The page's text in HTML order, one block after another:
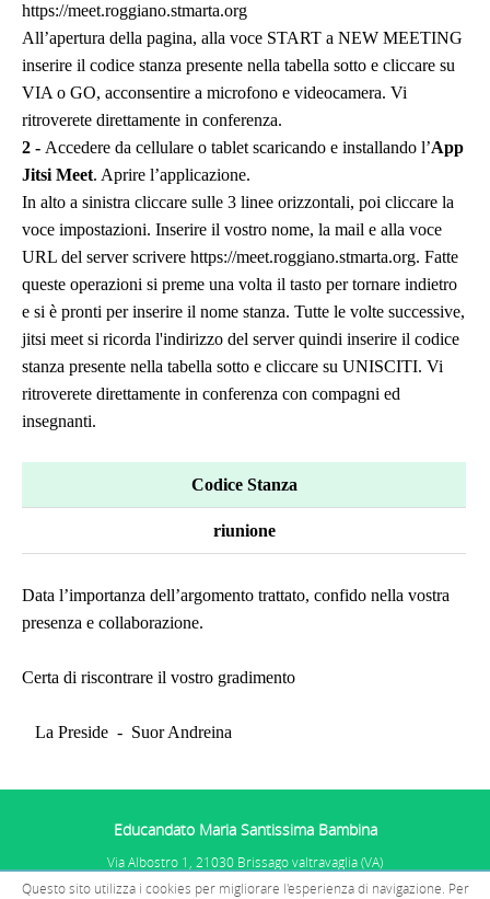
Questo sito utilizza i cookies per migliorare l'esperienza di navigazione. Per
https://meet.roggiano.stmarta.org
All’apertura della pagina, alla voce START a NEW MEETING
inserire il codice stanza presente nella tabella sotto e cliccare su
VIA o GO, acconsentire a microfono e videocamera. Vi
ritroverete direttamente in conferenza.
2 - Accedere da cellulare o tablet scaricando e installando l’App
Jitsi Meet. Aprire l’applicazione.
In alto a sinistra cliccare sulle 3 linee orizzontali, poi cliccare la
voce impostazioni. Inserire il vostro nome, la mail e alla voce
URL del server scrivere https://meet.roggiano.stmarta.org. Fatte
queste operazioni si preme una volta il tasto per tornare indietro
e si è pronti per inserire il nome stanza. Tutte le volte successive,
jitsi meet si ricorda l'indirizzo del server quindi inserire il codice
stanza presente nella tabella sotto e cliccare su UNISCITI. Vi
ritroverete direttamente in conferenza con compagni ed
insegnanti.
Codice Stanza
riunione
Data l’importanza dell’argomento trattato, confido nella vostra
presenza e collaborazione.
Certa di riscontrare il vostro gradimento
La Preside - Suor Andreina
Educandato Maria Santissima Bambina
Via Albostro 1, 21030 Brissago valtravaglia (VA)
P.IVA: 01067681005 - C.F. 02510770585